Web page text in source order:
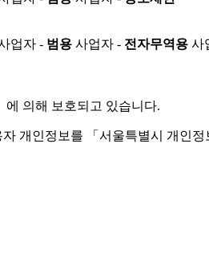
업자 - 범용 사업자 - 전자무역용 사
에 의해 보호되고 있습니다.
개인정보를 「서울특별시 개인